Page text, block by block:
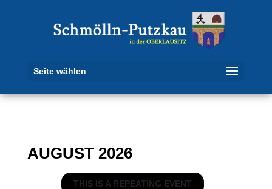
Seite wählen
AUGUST 2026
THIS IS A REPEATING EVENT